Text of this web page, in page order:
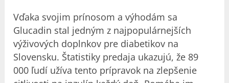
Vďaka svojim prínosom a výhodám sa
Glucadin stal jedným z najpopulárnejších
výživových doplnkov pre diabetikov na
Slovensku. Štatistiky predaja ukazujú, že 89
000 ľudí užíva tento prípravok na zlepšenie